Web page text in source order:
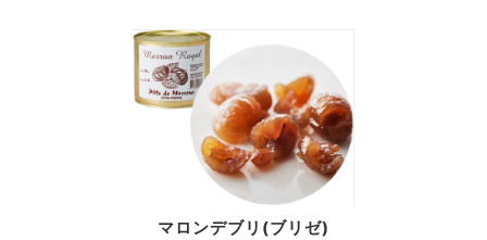
マロンデブリ(ブリゼ)